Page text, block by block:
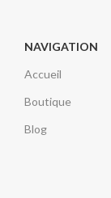
NAVIGATION
Accueil
Boutique
Blog